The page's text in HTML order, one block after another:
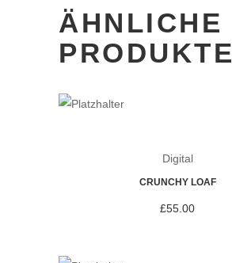
ÄHNLICHE
PRODUKTE
Digital
CRUNCHY LOAF
£55.00